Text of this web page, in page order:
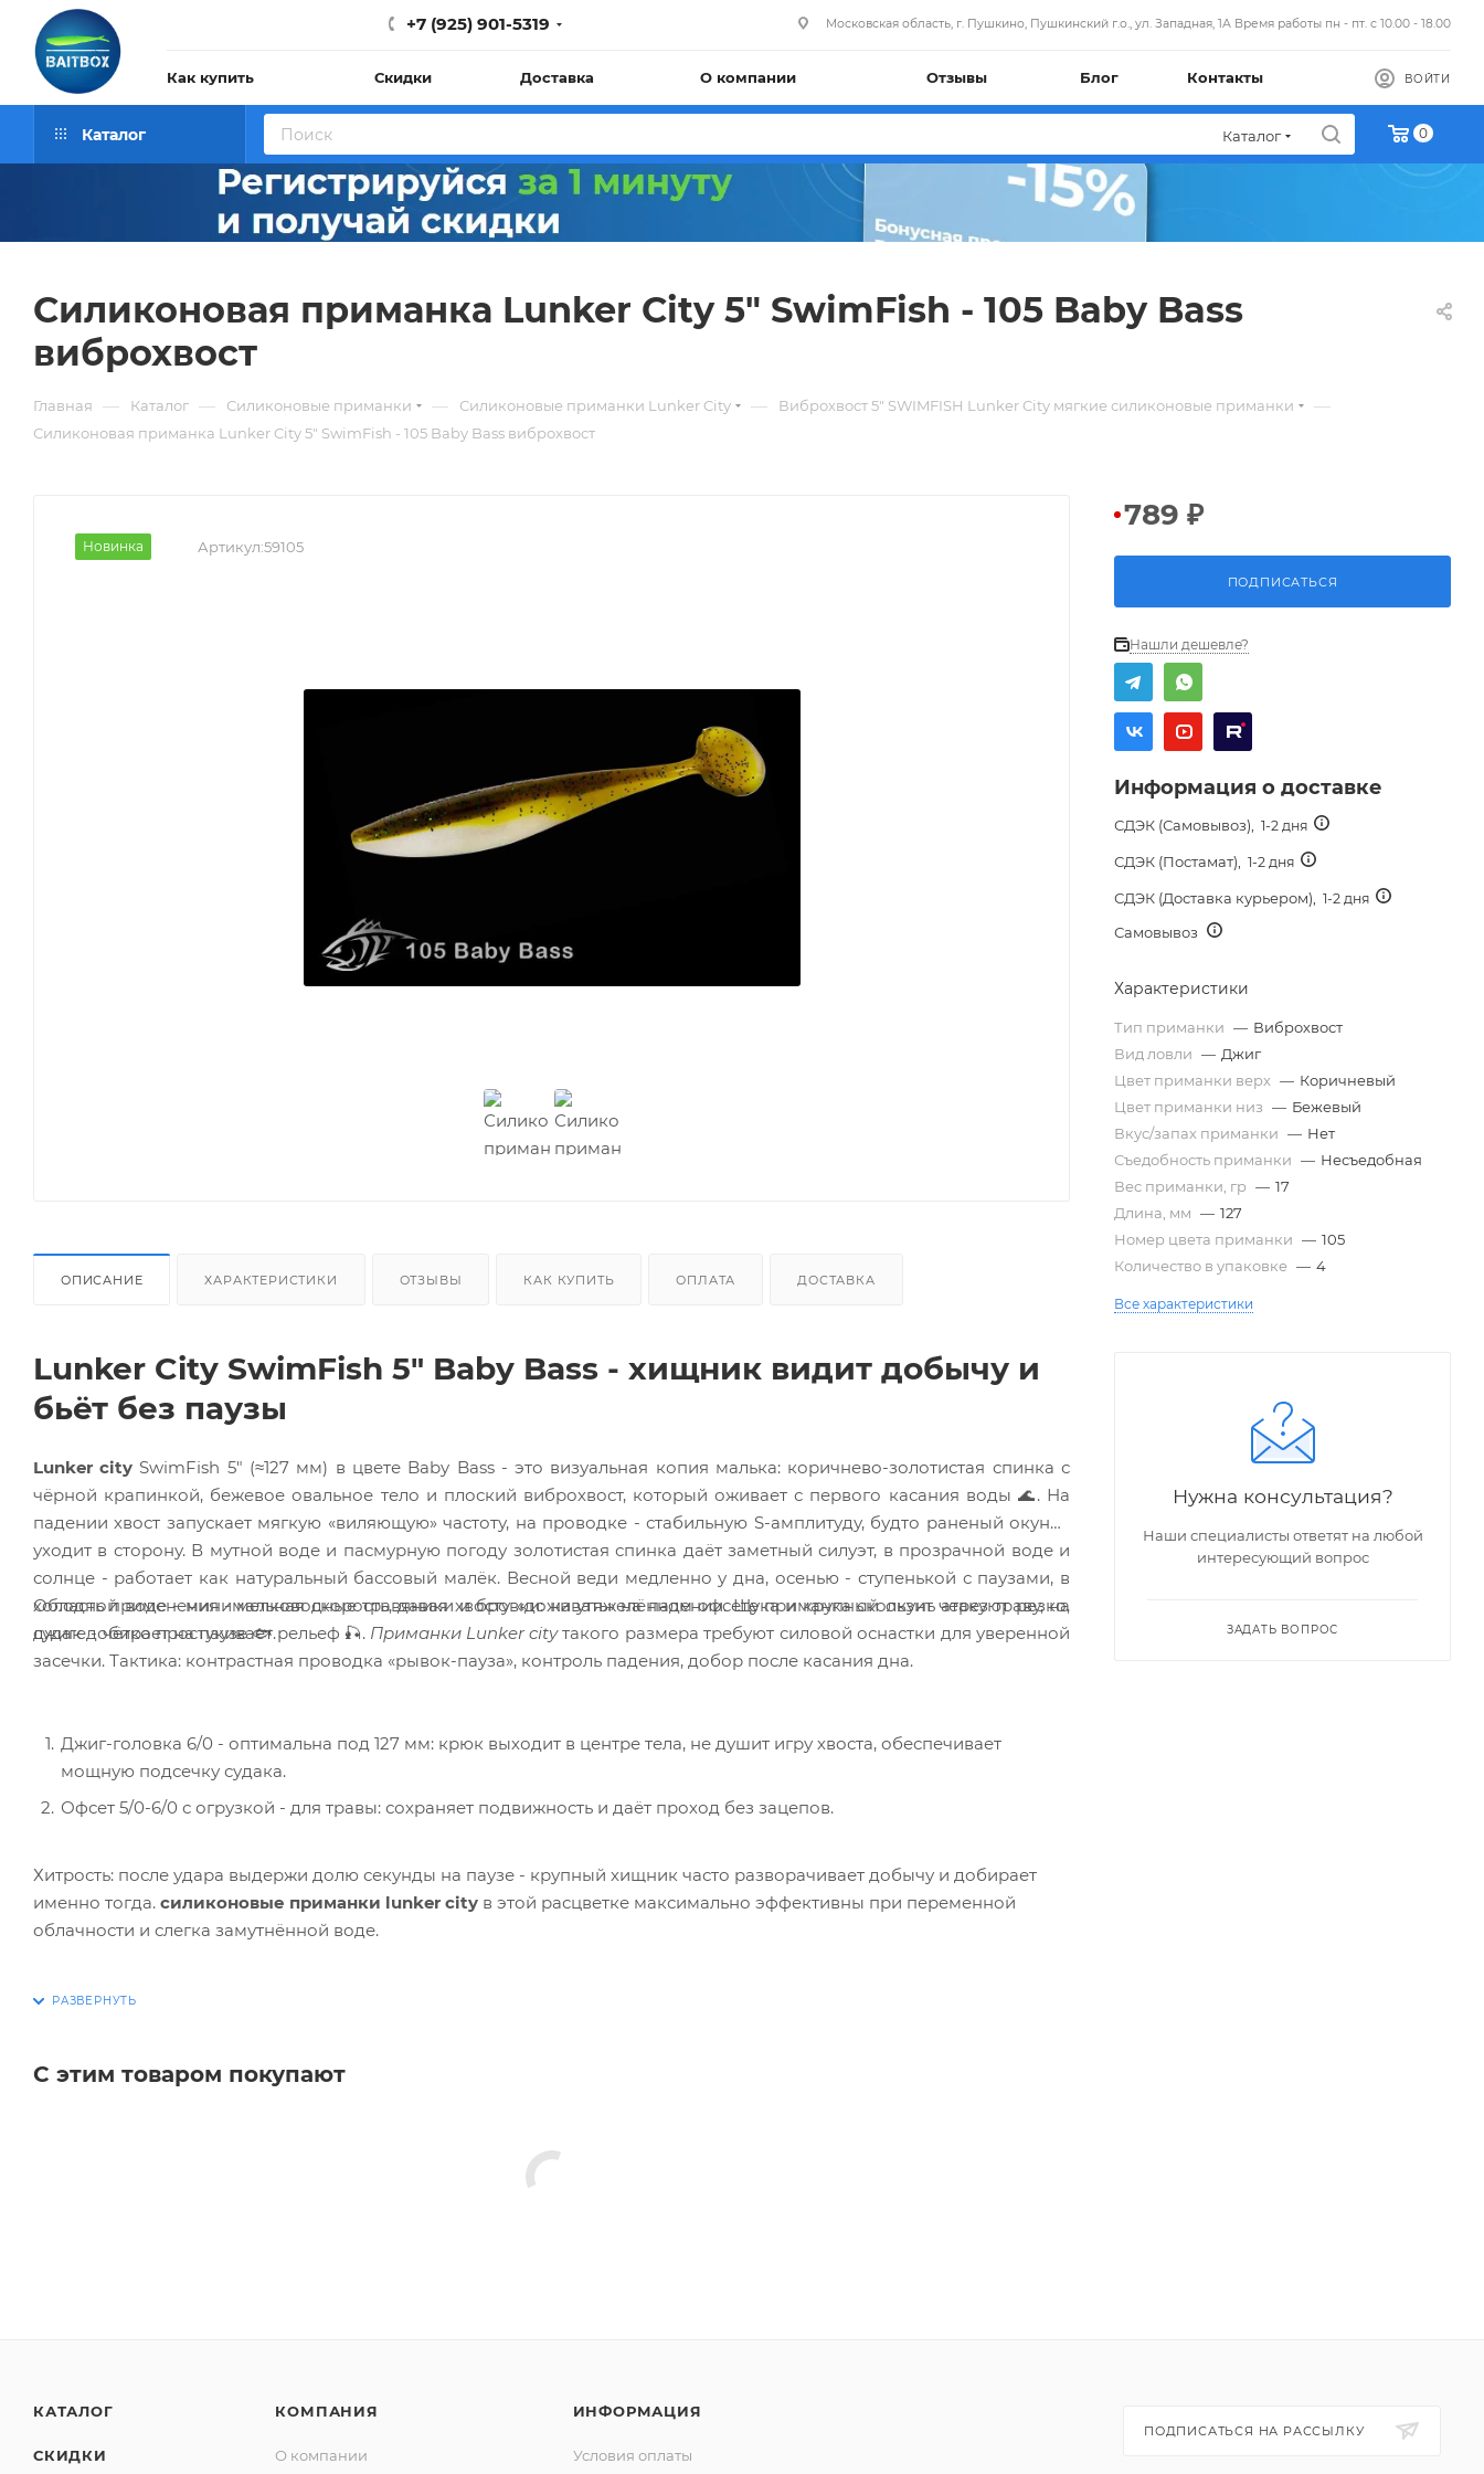
+7 (925) 901-5319 Московская область, г. Пушкино, Пушкинский г.о., ул. Западная, 1А Время работы пн - пт. с 10.00 - 18.00
Как купить Скидки Доставка О компании Отзывы Блог Контакты ВОЙТИ
Каталог Каталог 0
Силиконовая приманка Lunker City 5" SwimFish - 105 Baby Bass
виброхвост
Главная — Каталог — Силиконовые приманки — Силиконовые приманки Lunker City — Виброхвост 5" SWIMFISH Lunker City мягкие силиконовые приманки —
Силиконовая приманка Lunker City 5" SwimFish - 105 Baby Bass виброхвост
Новинка Артикул:59105
ОПИСАНИЕ ХАРАКТЕРИСТИКИ ОТЗЫВЫ КАК КУПИТЬ ОПЛАТА ДОСТАВКА
Lunker City SwimFish 5" Baby Bass - хищник видит добычу и
бьёт без паузы
Lunker city SwimFish 5" (≈127 мм) в цвете Baby Bass - это визуальная копия малька: коричнево-золотистая спинка с
чёрной крапинкой, бежевое овальное тело и плоский виброхвост, который оживает с первого касания воды 🌊. На
падении хвост запускает мягкую «виляющую» частоту, на проводке - стабильную S-амплитуду, будто раненый окунёк
уходит в сторону. В мутной воде и пасмурную погоду золотистая спинка даёт заметный силуэт, в прозрачной воде и
солнце - работает как натуральный бассовый малёк. Весной веди медленно у дна, осенью - ступенькой с паузами, в
холодной воде - минимальная скорость, давая хвосту «доживать» на падении. Щука и крупный окунь атакуют резко,
судак добирает на паузе 🐟.
Область применения - мелководные травяники и бровки: на утяжелённом офсете приманка скользит через траву, на
джиге - чётко простукивает рельеф 🎣. Приманки Lunker cityтакого размера требуют силовой оснастки для уверенной
засечки. Тактика: контрастная проводка «рывок-пауза», контроль падения, добор после касания дна.
Джиг-головка 6/0 - оптимальна под 127 мм: крюк выходит в центре тела, не душит игру хвоста, обеспечивает
мощную подсечку судака.
Офсет 5/0-6/0 с огрузкой - для травы: сохраняет подвижность и даёт проход без зацепов.
Хитрость: после удара выдержи долю секунды на паузе - крупный хищник часто разворачивает добычу и добирает
именно тогда. силиконовые приманки lunker city в этой расцветке максимально эффективны при переменной
облачности и слегка замутнённой воде.
С этим товаром покупают
789 ₽
ПОДПИСАТЬСЯ
Нашли дешевле?
Информация о доставке
СДЭК (Самовывоз), 1-2 дня
СДЭК (Постамат), 1-2 дня
СДЭК (Доставка курьером), 1-2 дня
Самовывоз
Характеристики
Тип приманки — Виброхвост
Вид ловли — Джиг
Цвет приманки верх — Коричневый
Цвет приманки низ — Бежевый
Вкус/запах приманки — Нет
Съедобность приманки — Несъедобная
Вес приманки, гр — 17
Длина, мм — 127
Номер цвета приманки — 105
Количество в упаковке — 4
Все характеристики
Нужна консультация?
Наши специалисты ответят на любой
интересующий вопрос
ЗАДАТЬ ВОПРОС
КАТАЛОГ
СКИДКИ
КОМПАНИЯ
О компании
ИНФОРМАЦИЯ
Условия оплаты
ПОДПИСАТЬСЯ НА РАССЫЛКУ